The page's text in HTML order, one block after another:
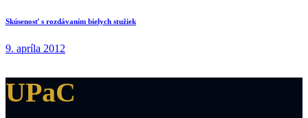
Skúsenosť s rozdávaním bielych stužiek
9. apríla 2012
UPaC